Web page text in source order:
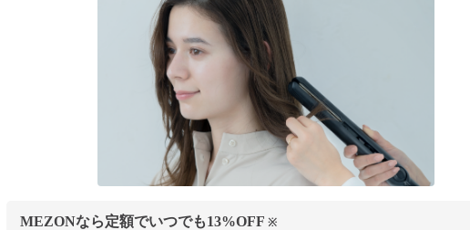
MEZONなら定額でいつでも13%OFF ※